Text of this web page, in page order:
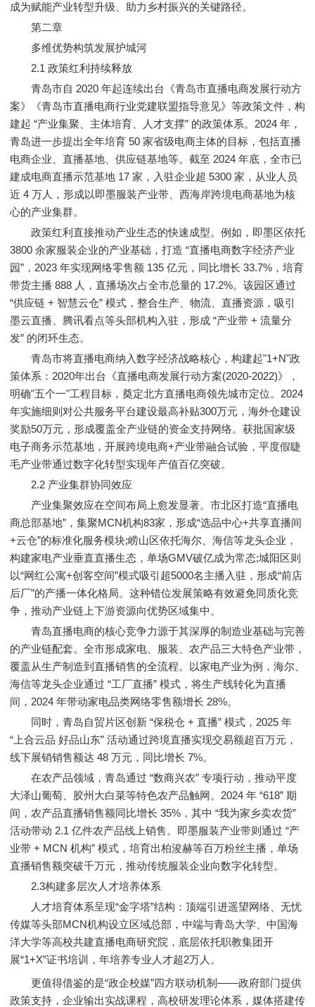
成为赋能产业转型升级、助力乡村振兴的关键路径。
第二章
多维优势构筑发展护城河
2.1 政策红利持续释放
青岛市自 2020 年起连续出台《青岛市直播电商发展行动方
案》《青岛市直播电商行业党建联盟指导意见》等政策文件，构
建起 “产业集聚、主体培育、人才支撑” 的政策体系。2024 年，
青岛进一步提出全年培育 50 家省级电商主体的目标，包括直播
电商企业、直播基地、供应链基地等。截至 2024 年底，全市已
建成电商直播示范基地 17 家，入驻企业超 5300 家，从业人员
近 4 万人，形成以即墨服装产业带、西海岸跨境电商基地为核
心的产业集群。
政策红利直接推动产业生态的快速成型。例如，即墨区依托
3800 余家服装企业的产业基础，打造 “直播电商数字经济产业
园”，2023 年实现网络零售额 135 亿元，同比增长 33.7%，培育
带货主播 888 人，直播场次占全市总量的 17.2%。该园区通过
“供应链 + 智慧云仓” 模式，整合生产、物流、直播资源，吸引
墨云直播、腾讯看点等头部机构入驻，形成 “产业带 + 流量分
发” 的闭环生态。
青岛市将直播电商纳入数字经济战略核心，构建起"1+N"政
策体系：2020年出台《直播电商发展行动方案(2020-2022)》，
明确"五个一"工程目标，奠定北方直播电商领先城市定位。2024
年实施细则对公共服务平台建设最高补贴300万元，海外仓建设
奖励50万元，形成覆盖全产业链的资金支持网络。获批国家级
电子商务示范基地，开展跨境电商+产业带融合试验，平度假睫
毛产业带通过数字化转型实现年产值百亿突破。
2.2 产业集群协同效应
产业集聚效应在空间布局上愈发显著。市北区打造“直播电
商总部基地”，集聚MCN机构83家，形成“选品中心+共享直播间
+云仓”的标准化服务模块;崂山区依托海尔、海信等龙头企业，
构建家电产业垂直直播生态，单场GMV破亿成为常态;城阳区则
以“网红公寓+创客空间”模式吸引超5000名主播入驻，形成“前店
后厂”的产播一体化格局。这种错位发展策略有效避免同质化竞
争，推动产业链上下游资源向优势区域集中。
青岛直播电商的核心竞争力源于其深厚的制造业基础与完善
的产业链配套。全市形成家电、服装、农产品三大特色产业带，
覆盖从生产制造到直播销售的全流程。以家电产业为例，海尔、
海信等龙头企业通过 “工厂直播” 模式，将生产线转化为直播
间，2024 年带动家电品类网络零售额增长 28%。
同时，青岛自贸片区创新 “保税仓 + 直播” 模式，2025 年
“上合云品 好品山东” 活动通过跨境直播实现交易额超百万元，
线下展销销售额达 48 万元，同比增长 7%。
在农产品领域，青岛通过 “数商兴农” 专项行动，推动平度
大泽山葡萄、胶州大白菜等特色农产品触网。2024 年 “618” 期
间，农产品直播销售额同比增长 35%，其中 “我为家乡卖农货”
活动带动 2.1 亿件农产品线上销售。即墨服装产业带则通过 “产
业带 + MCN 机构” 模式，培育出柏浚赫等百万粉丝主播，单场
直播销售额突破千万元，推动传统服装企业向数字化转型。
2.3构建多层次人才培养体系
人才培育体系呈现“金字塔”结构：顶端引进遥望网络、无忧
传媒等头部MCN机构设立区域总部，中端与青岛大学、中国海
洋大学等高校共建直播电商研究院，底层依托职教集团开
展“1+X”证书培训，年培养专业人才超2万人。
更值得借鉴的是“政企校媒”四方联动机制——政府部门提供
政策支持，企业输出实战课程，高校研发理论体系，媒体搭建传